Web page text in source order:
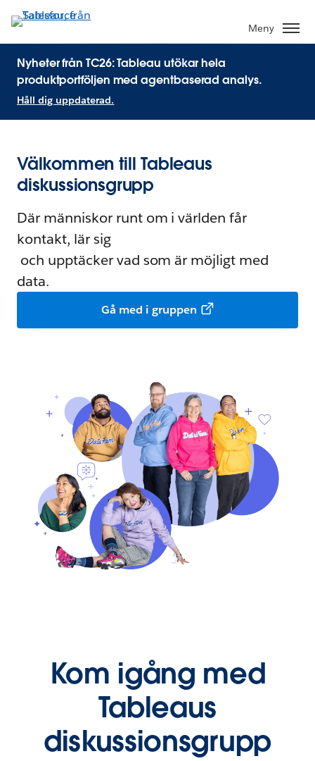
Meny
Nyheter från TC26: Tableau utökar hela
produktportföljen med agentbaserad analys.
Håll dig uppdaterad.
Välkommen till Tableaus
diskussionsgrupp
Där människor runt om i världen får
kontakt, lär sig
och upptäcker vad som är möjligt med
data.
Gå med i gruppen
Kom igång med
Tableaus
diskussionsgrupp